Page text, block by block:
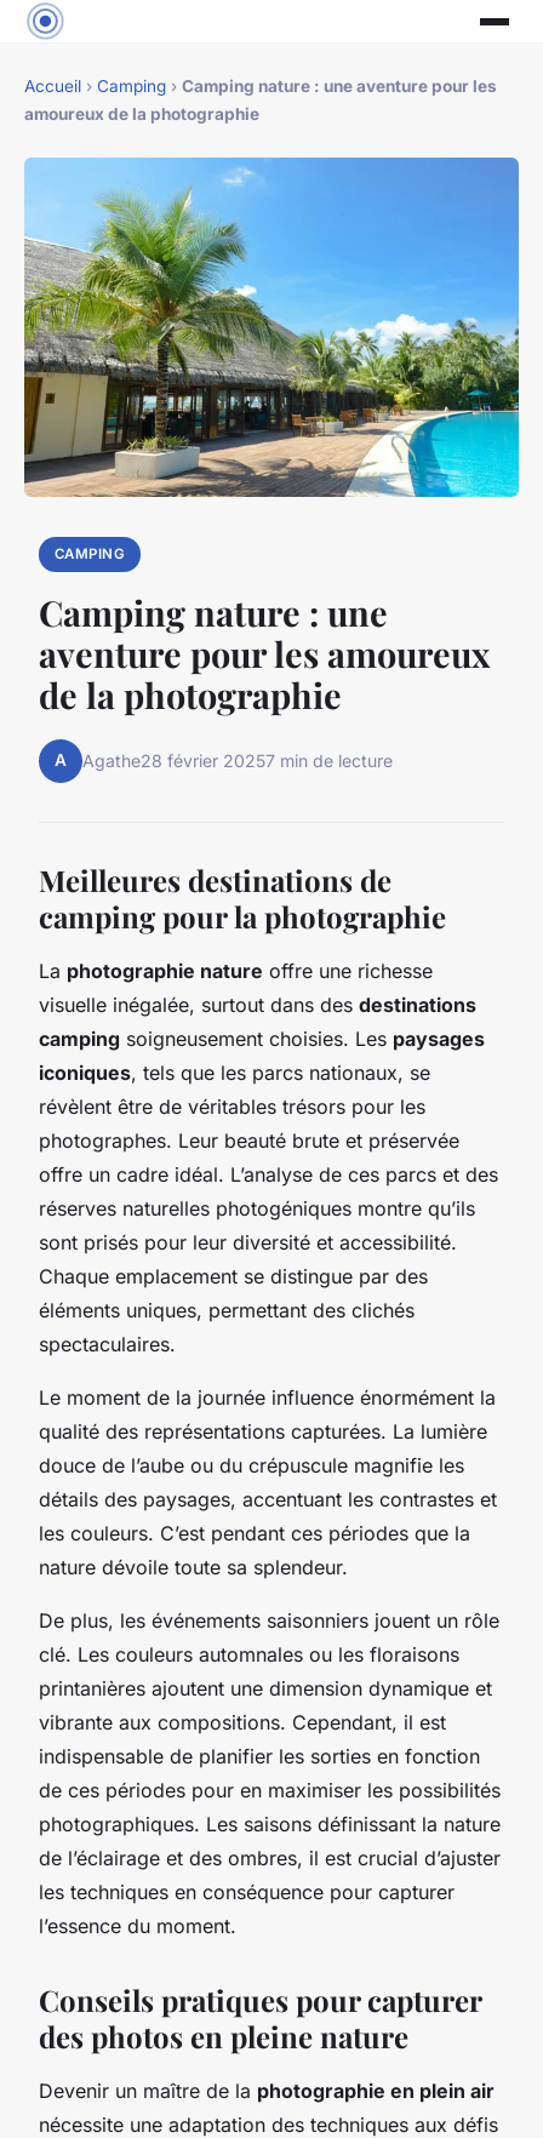
Accueil › Camping › Camping nature : une aventure pour les
amoureux de la photographie
CAMPING
Camping nature : une
aventure pour les amoureux
de la photographie
A Agathe28 février 20257 min de lecture
Meilleures destinations de
camping pour la photographie
La photographie nature offre une richesse
visuelle inégalée, surtout dans des destinations
camping soigneusement choisies. Les paysages
iconiques, tels que les parcs nationaux, se
révèlent être de véritables trésors pour les
photographes. Leur beauté brute et préservée
offre un cadre idéal. L’analyse de ces parcs et des
réserves naturelles photogéniques montre qu’ils
sont prisés pour leur diversité et accessibilité.
Chaque emplacement se distingue par des
éléments uniques, permettant des clichés
spectaculaires.
Le moment de la journée influence énormément la
qualité des représentations capturées. La lumière
douce de l’aube ou du crépuscule magnifie les
détails des paysages, accentuant les contrastes et
les couleurs. C’est pendant ces périodes que la
nature dévoile toute sa splendeur.
De plus, les événements saisonniers jouent un rôle
clé. Les couleurs automnales ou les floraisons
printanières ajoutent une dimension dynamique et
vibrante aux compositions. Cependant, il est
indispensable de planifier les sorties en fonction
de ces périodes pour en maximiser les possibilités
photographiques. Les saisons définissant la nature
de l’éclairage et des ombres, il est crucial d’ajuster
les techniques en conséquence pour capturer
l’essence du moment.
Conseils pratiques pour capturer
des photos en pleine nature
Devenir un maître de la photographie en plein air
nécessite une adaptation des techniques aux défis